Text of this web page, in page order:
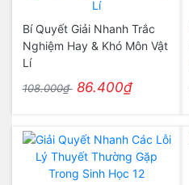
Bí Quyết Giải Nhanh Trắc
Nghiệm Hay & Khó Môn Vật
Lí
108.000₫ 86.400₫